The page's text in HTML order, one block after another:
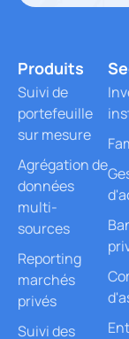
Produits
Suivi de
portefeuille
sur mesure
Agrégation de
données
multi-
sources
Reporting
marchés
privés
Suivi des